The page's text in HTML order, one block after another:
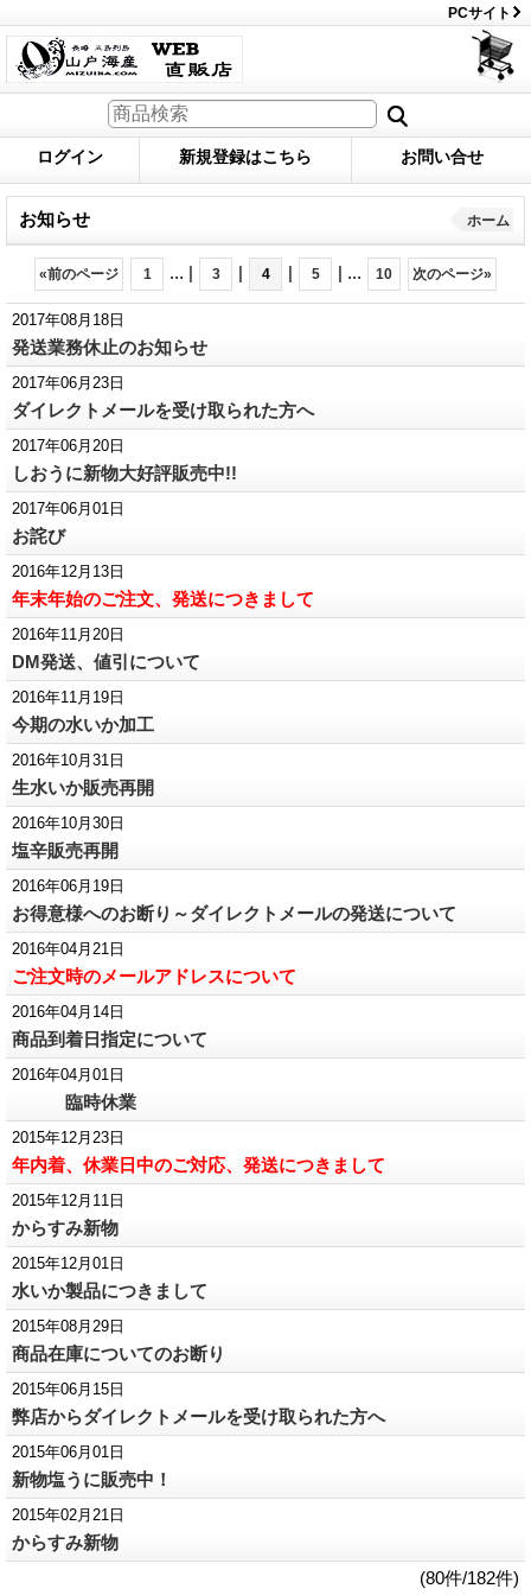
PCサイト
ログイン 新規登録はこちら お問い合せ
お知らせ ホーム
«前のページ 1 ... | 3 | 4 | 5 | ... 10 次のページ»
2017年08月18日
発送業務休止のお知らせ
2017年06月23日
ダイレクトメールを受け取られた方へ
2017年06月20日
しおうに新物大好評販売中!!
2017年06月01日
お詫び
2016年12月13日
年末年始のご注文、発送につきまして
2016年11月20日
DM発送、値引について
2016年11月19日
今期の水いか加工
2016年10月31日
生水いか販売再開
2016年10月30日
塩辛販売再開
2016年06月19日
お得意様へのお断り～ダイレクトメールの発送について
2016年04月21日
ご注文時のメールアドレスについて
2016年04月14日
商品到着日指定について
2016年04月01日
臨時休業
2015年12月23日
年内着、休業日中のご対応、発送につきまして
2015年12月11日
からすみ新物
2015年12月01日
水いか製品につきまして
2015年08月29日
商品在庫についてのお断り
2015年06月15日
弊店からダイレクトメールを受け取られた方へ
2015年06月01日
新物塩うに販売中！
2015年02月21日
からすみ新物
(80件/182件)